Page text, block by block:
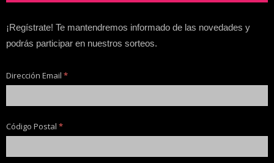
¡Regístrate! Te mantendremos informado de las novedades y
podrás participar en nuestros sorteos.
Dirección Email *
Código Postal *